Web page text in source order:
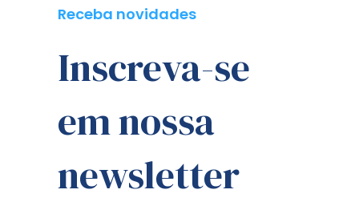
Receba novidades
Inscreva-se
em nossa
newsletter